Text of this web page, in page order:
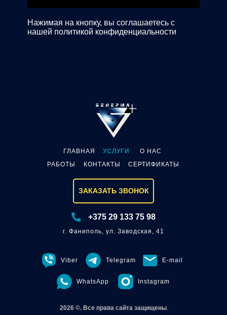
Нажимая на кнопку, вы соглашаетесь c
нашей политикой конфиденциальности
E-mail
Instagram
WhatsApp
Telegram
Viber
УСЛУГИ
КОНТАКТ Ы
ЗАКАЗАТЬ ЗВОНОК
+375 29 133 75 98
г. Фаниполь, ул. Заводская, 41
2026 ©. Все права сайта защищены.
РАБОТЫ
ГЛАВНАЯ
СЕРТИФИКАТЫ
О НАС